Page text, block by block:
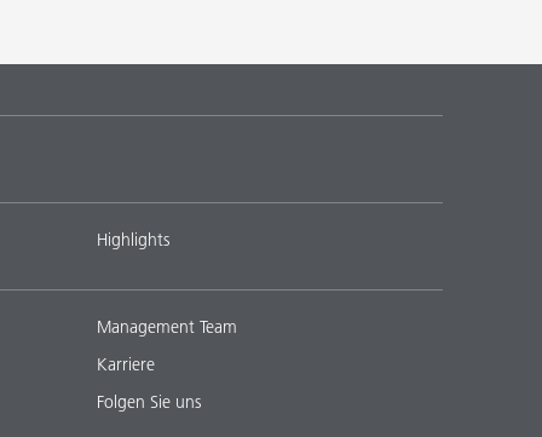
Highlights
Management Team
Karriere
Folgen Sie uns